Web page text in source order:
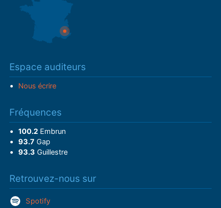
Espace auditeurs
Nous écrire
Fréquences
100.2Embrun
93.7 Gap
93.3 Guillestre
Retrouvez-nous sur
Spotify